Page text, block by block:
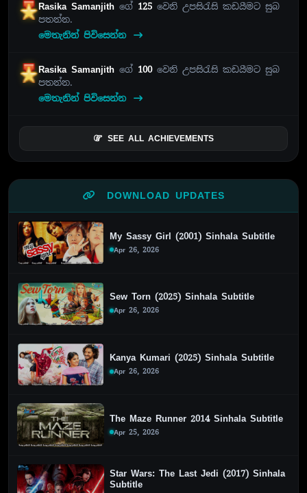
Rasika Samanjithගේ 125 වෙනි උපසිරැසි කඩයීමට සුබ
පතන්න.
මෙතැනින් පිවිසෙන්න
Rasika Samanjithගේ 100වෙනි උපසිරැසි කඩයීමට සුබ
පතන්න.
මෙතැනින් පිවිසෙන්න
SEE ALL ACHIEVEMENTS
DOWNLOAD UPDATES
My Sassy Girl (2001) Sinhala Subtitle
Apr 26, 2026
Sew Torn (2025) Sinhala Subtitle
Apr 26, 2026
Kanya Kumari (2025) Sinhala Subtitle
Apr 26, 2026
The Maze Runner 2014 Sinhala Subtitle
Apr 25, 2026
Star Wars: The Last Jedi (2017) Sinhala
Subtitle